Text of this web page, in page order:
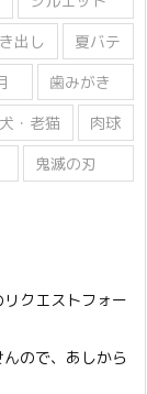
出し
夏バテ
歯みがき
・老猫
肉球
鬼滅の刃
クエストフォー
ので、あしから